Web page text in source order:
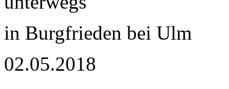
in Burgfrieden bei Ulm
02.05.2018